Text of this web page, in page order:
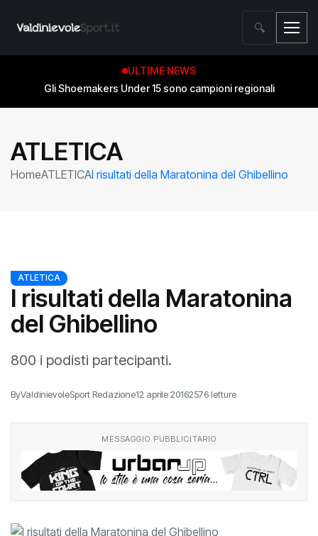
🔍
ULTIME NEWS
Gli Shoemakers Under 15 sono campioni regionali
ATLETICA
HomeATLETICAI risultati della Maratonina del Ghibellino
ATLETICA
I risultati della Maratonina
del Ghibellino
800 i podisti partecipanti.
ByValdinievoleSport Redazione12 aprile 20162576 letture
MESSAGGIO PUBBLICITARIO